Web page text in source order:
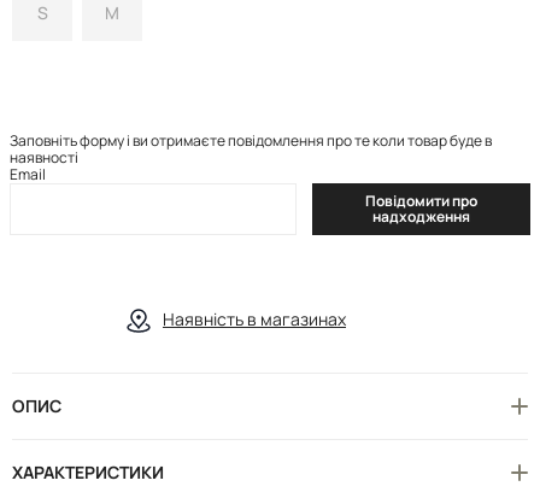
S M
Заповніть форму і ви отримаєте повідомлення про те коли товар буде в
наявності
Email
Повідомити про
надходження
Наявність в магазинах
ОПИС
ХАРАКТЕРИСТИКИ